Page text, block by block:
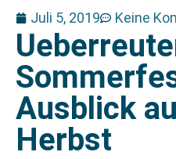
Juli 5, 2019 Keine
Ausblick
Herbst